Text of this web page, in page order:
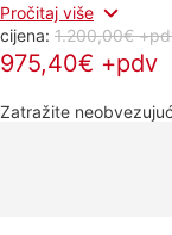
Pročitaj više
cijena: 1.200,00€
975,40€ +pdv
Zatražite